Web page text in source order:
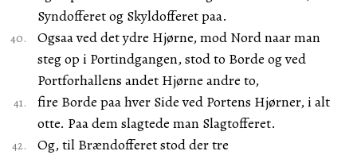
Syndofferet og Skyldofferet paa.
Ogsaa ved det ydre Hjørne, mod Nord naar man
steg op i Portindgangen, stod to Borde og ved
Portforhallens andet Hjørne andre to,
fire Borde paa hver Side ved Portens Hjørner, i alt
otte. Paa dem slagtede man Slagtofferet.
Og, til Brændofferet stod der tre